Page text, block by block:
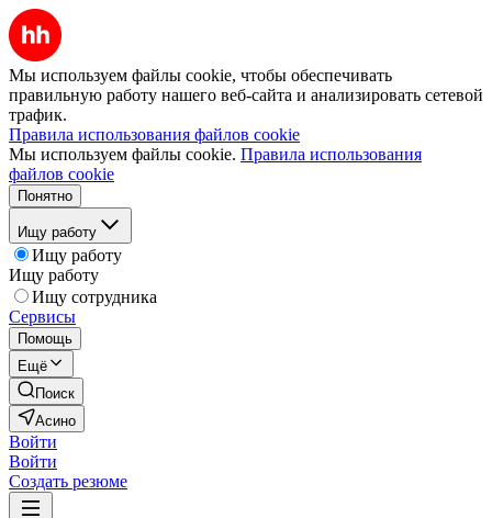
Мы используем файлы cookie, чтобы обеспечивать
правильную работу нашего веб-сайта и анализировать сетевой
трафик.
Правила использования файлов cookie
Мы используем файлы cookie. Правила использования
файлов cookie
Понятно
Ищу работу
Ищу работу
Ищу работу
Ищу сотрудника
Сервисы
Помощь
Ещё
Поиск
Асино
Войти
Войти
Создать резюме